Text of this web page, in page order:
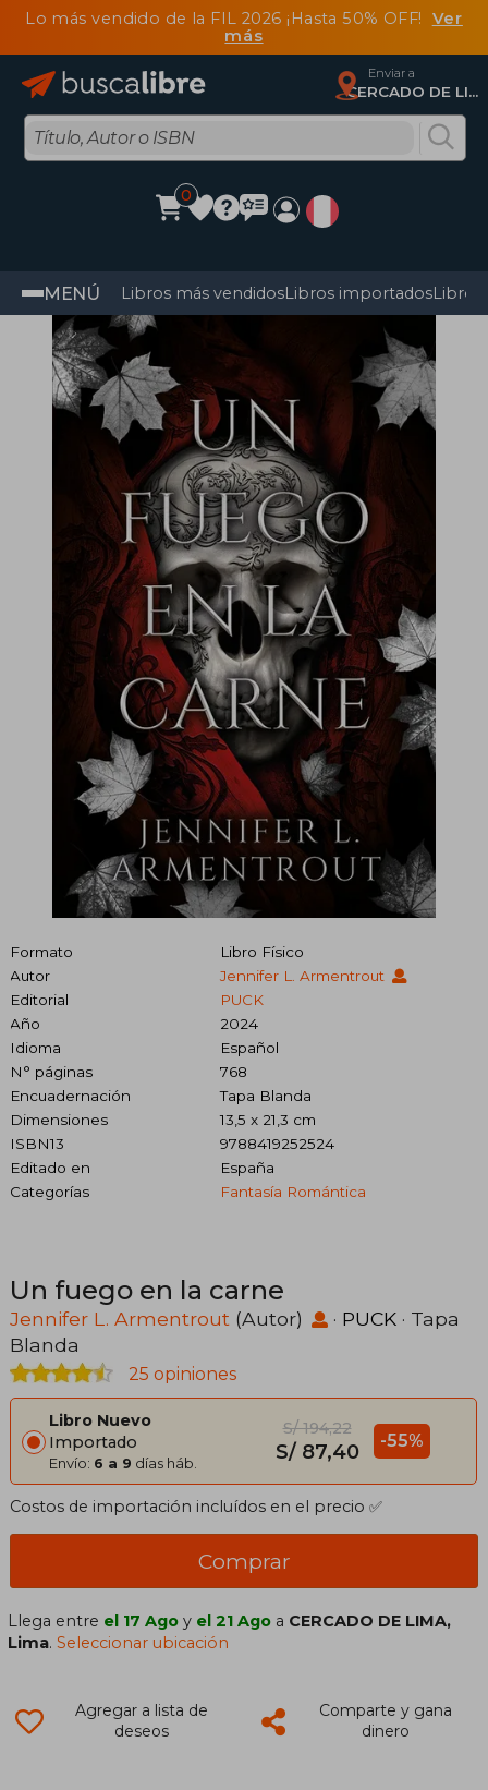
Lo más vendido de la FIL 2026 ¡Hasta 50% OFF! Ver
más
Enviar a
CERCADO DE LIMA, Lima
0
MENÚ Libros más vendidosLibros importadosLibros
Formato
Libro Físico
Autor
Jennifer L. Armentrout
Editorial
PUCK
Año
2024
Idioma
Español
N° páginas
768
Encuadernación
Tapa Blanda
Dimensiones
13,5 x 21,3 cm
ISBN13
9788419252524
Editado en
España
Categorías
Fantasía Romántica
Un fuego en la carne
Jennifer L. Armentrout (Autor) · PUCK · Tapa
Blanda
25 opiniones
Libro Nuevo
Importado
Envío: 6 a 9 días háb.
S/ 194,22
S/ 87,40 -55%
Costos de importación incluídos en el precio ✅
Comprar
Llega entre el 17 Ago y el 21 Ago a CERCADO DE LIMA,
Lima.Seleccionar ubicación
Agregar a lista de
deseos
Comparte y gana
dinero